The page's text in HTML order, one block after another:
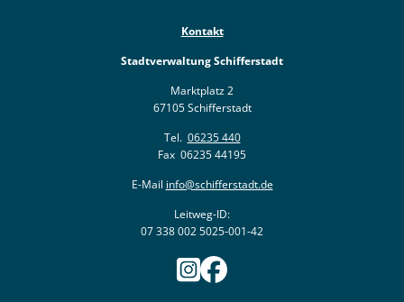
Kontakt
Stadtverwaltung Schifferstadt
Marktplatz 2
67105 Schifferstadt
Tel. 06235 440
Fax 06235 44195
E-Mail info@schifferstadt.de
Leitweg-ID:
07 338 002 5025-001-42